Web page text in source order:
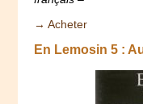
→ Acheter
En Lemosin 5 :